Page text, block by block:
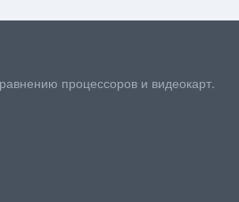
процессоров и видеокарт.